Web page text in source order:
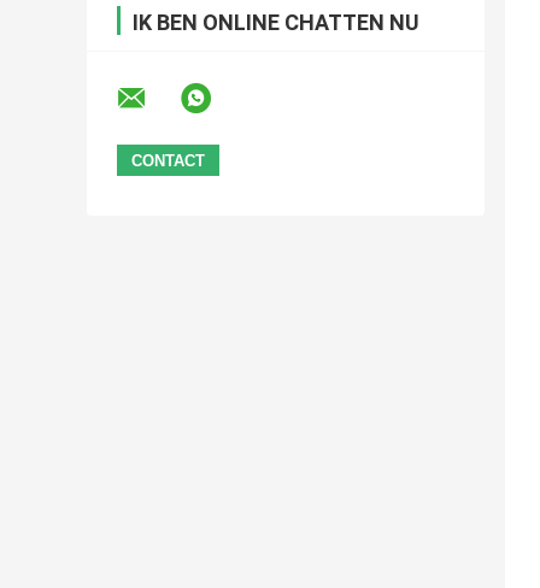
IK BEN ONLINE CHATTEN NU